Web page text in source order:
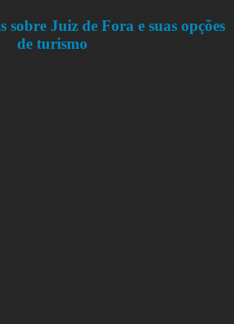
sobre Juiz de Fora e suas opções
de turismo